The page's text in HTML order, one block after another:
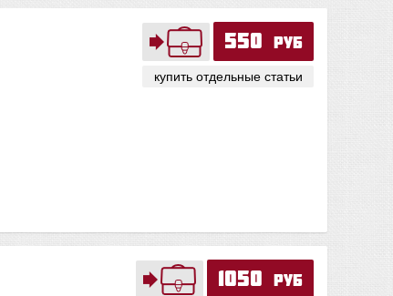
550 руб
купить отдельные статьи
1050 руб